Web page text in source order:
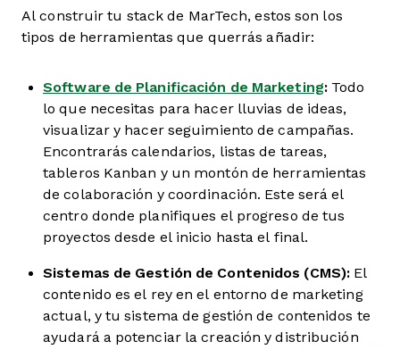
Al construir tu stack de MarTech, estos son los
tipos de herramientas que querrás añadir:
Software de Planificación de Marketing:Todo
lo que necesitas para hacer lluvias de ideas,
visualizar y hacer seguimiento de campañas.
Encontrarás calendarios, listas de tareas,
tableros Kanban y un montón de herramientas
de colaboración y coordinación. Este será el
centro donde planifiques el progreso de tus
proyectos desde el inicio hasta el final.
Sistemas de Gestión de Contenidos (CMS): El
contenido es el rey en el entorno de marketing
actual, y tu sistema de gestión de contenidos te
ayudará a potenciar la creación y distribución